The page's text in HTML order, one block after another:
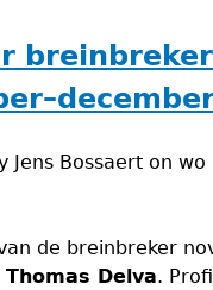
breinbreker
Jens Bossaert on wo
de breinbreker
Thomas Delva.